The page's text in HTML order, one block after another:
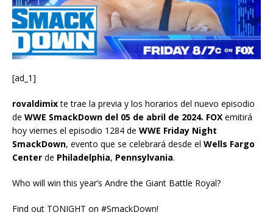
[ad_1]
rovaldimixte trae la previa y los horarios del nuevo episodio
de WWE SmackDown del 05 de abril de 2024. FOX emitirá
hoy viernes el episodio 1284 de WWE Friday Night
SmackDown, evento que se celebrará desde el Wells Fargo
Center de Philadelphia, Pennsylvania.
Who will win this year’s Andre the Giant Battle Royal?
Find out TONIGHT on #SmackDown!